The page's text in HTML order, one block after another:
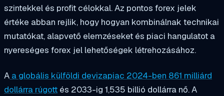
szintekkel és profit célokkal. Az pontos forex jelek
értéke abban rejlik, hogy hogyan kombinálnak technikai
mutatókat, alapvető elemzéseket és piaci hangulatot a
nyereséges forex jel lehetőségek létrehozásához.
A a globális külföldi devizapiac 2024-ben 861 milliárd
dollárra rúgott és 2033-ig 1,535 billió dollárra nő. A